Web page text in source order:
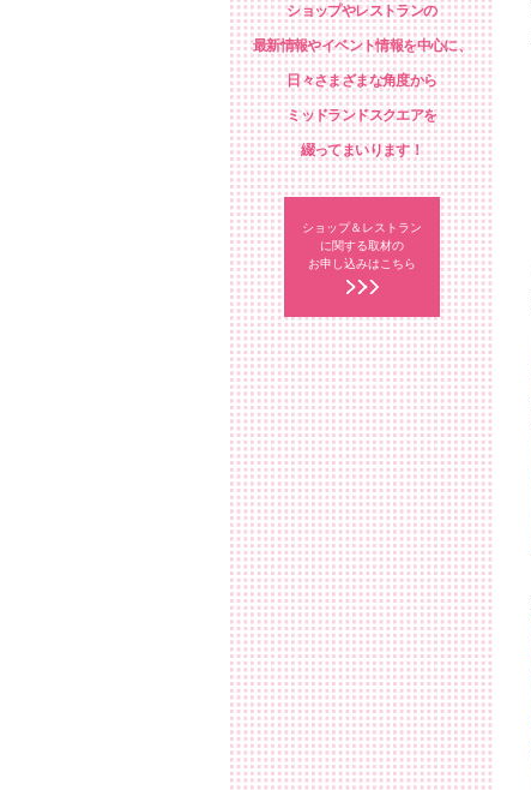
ショップやレストランの
最新情報やイベント情報を中心に、
日々さまざまな角度から
ミッドランドスクエアを
綴ってまいります！
ショップ＆レストラン
に関する取材の
お申し込みはこちら